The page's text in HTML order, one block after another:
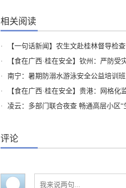
相关阅读
· 【一句话新闻】农生文赴桂林督导检
·
【食在广西·桂在安全】钦州：严防
·
南宁：暑期防溺水游泳安全公益培训
·
【食在广西·桂在安全】贵港：网格化监
·
凌云：多部门联合夜查 畅通高层小区“
评论